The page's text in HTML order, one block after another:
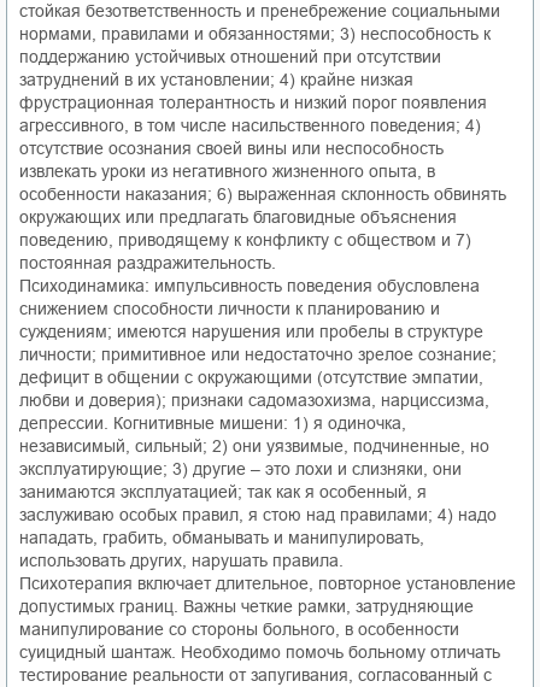
стойкая безответственность и пренебрежение социальными
нормами, правилами и обязанностями; 3) неспособность к
поддержанию устойчивых отношений при отсутствии
затруднений в их установлении; 4) крайне низкая
фрустрационная толерантность и низкий порог появления
агрессивного, в том числе насильственного поведения; 4)
отсутствие осознания своей вины или неспособность
извлекать уроки из негативного жизненного опыта, в
особенности наказания; 6) выраженная склонность обвинять
окружающих или предлагать благовидные объяснения
поведению, приводящему к конфликту с обществом и 7)
постоянная раздражительность.
Психодинамика: импульсивность поведения обусловлена
снижением способности личности к планированию и
суждениям; имеются нарушения или пробелы в структуре
личности; примитивное или недостаточно зрелое сознание;
дефицит в общении с окружающими (отсутствие эмпатии,
любви и доверия); признаки садомазохизма, нарциссизма,
депрессии. Когнитивные мишени: 1) я одиночка,
независимый, сильный; 2) они уязвимые, подчиненные, но
эксплуатирующие; 3) другие – это лохи и слизняки, они
занимаются эксплуатацией; так как я особенный, я
заслуживаю особых правил, я стою над правилами; 4) надо
нападать, грабить, обманывать и манипулировать,
использовать других, нарушать правила.
Психотерапия включает длительное, повторное установление
допустимых границ. Важны четкие рамки, затрудняющие
манипулирование со стороны больного, в особенности
суицидный шантаж. Необходимо помочь больному отличать
тестирование реальности от запугивания, согласованный с